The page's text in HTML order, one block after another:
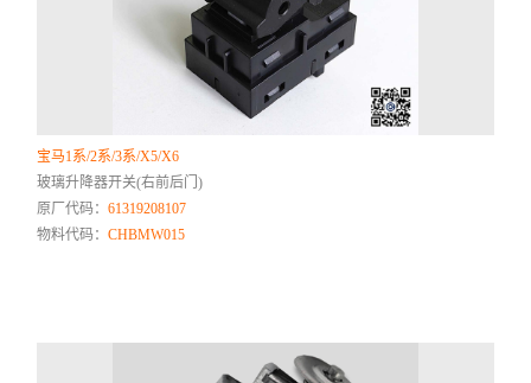
宝马1系/2系/3系/X5/X6
玻璃升降器开关(右前后门)
原厂代码：61319208107
物料代码：CHBMW015